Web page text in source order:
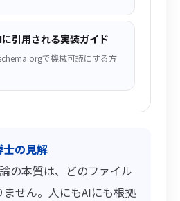
引用される実装ガイド
で機械可読にする方
の見解
の本質は、どのファイル
せん。人にもAIにも根拠